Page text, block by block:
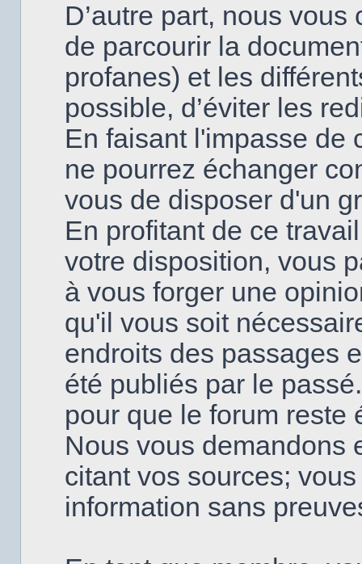
D’autre part, nous
de parcourir la
profanes) et les
possible, d’éviter les
En faisant l'impasse de
ne pourrez échanger
vous de disposer d'un
En profitant de ce
votre disposition, vous
à vous forger une
qu'il vous soit
endroits des passages
été publiés par le
pour que le forum reste
Nous vous demandons
citant vos sources;
information sans